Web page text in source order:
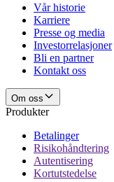
Vår historie
Karriere
Presse og media
Investorrelasjoner
Bli en partner
Kontakt oss
Om oss
Produkter
Betalinger
Risikohåndtering
Autentisering
Kortutstedelse